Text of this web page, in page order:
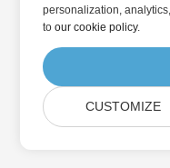
personalization,
toour cookie policy.
CUSTOMIZE